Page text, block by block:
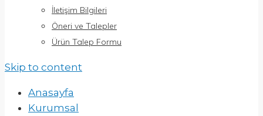
İletişim Bilgileri
Öneri ve Talepler
Ürün Talep Formu
Skip to content
Anasayfa
Kurumsal